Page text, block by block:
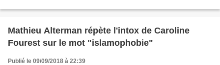
Mathieu Alterman répète l'intox de Caroline
Fourest sur le mot "islamophobie"
Publié le 09/09/2018 à 22:39